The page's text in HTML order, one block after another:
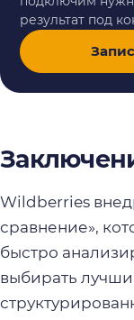
результат под
Wildberries
сравнение»,
быстро
выбирать